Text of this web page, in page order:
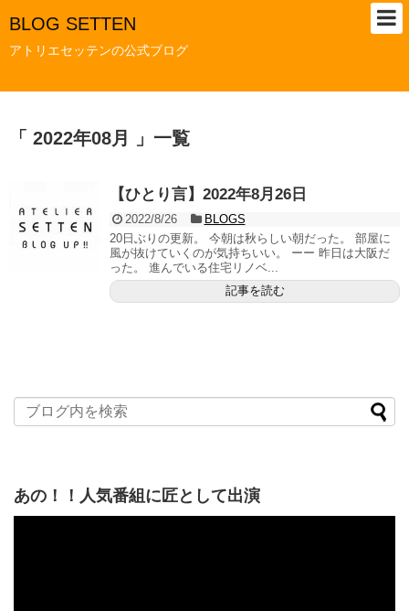
BLOG SETTEN
アトリエセッテンの公式ブログ
「 2022年08月 」一覧
【ひとり言】2022年8月26日
2022/8/26
BLOGS
20日ぶりの更新。 今朝は秋らしい朝だった。 部屋に
風が抜けていくのが気持ちいい。 ーー 昨日は大阪だ
った。 進んでいる住宅リノベ...
記事を読む
あの！！人気番組に匠として出演